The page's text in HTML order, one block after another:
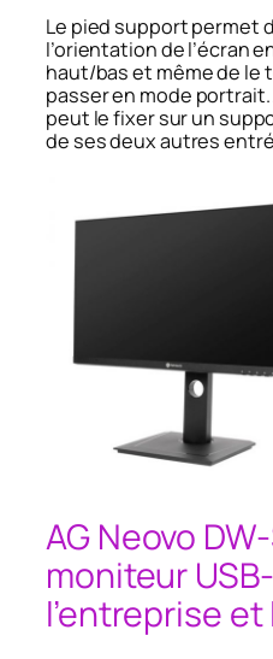
Le pied support permet
l’orientation de l’écran
haut/bas et même de le
passer en mode
peut le fixer sur un
de ses deux autres
AG Neovo
moniteur
l’entreprise